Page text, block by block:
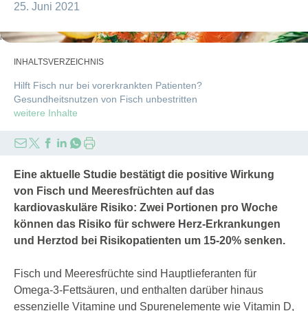
25. Juni 2021
iStock/kajakiki-scaled
INHALTSVERZEICHNIS
Hilft Fisch nur bei vorerkrankten Patienten?
Gesundheitsnutzen von Fisch unbestritten
weitere Inhalte
Eine aktuelle Studie bestätigt die positive Wirkung
von Fisch und Meeresfrüchten auf das
kardiovaskuläre Risiko: Zwei Portionen pro Woche
können das Risiko für schwere Herz-Erkrankungen
und Herztod bei Risikopatienten um 15-20% senken.
Fisch und Meeresfrüchte sind Hauptlieferanten für
Omega-3-Fettsäuren, und enthalten darüber hinaus
essenzielle Vitamine und Spurenelemente wie Vitamin D,